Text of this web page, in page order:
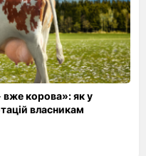
вже корова»: як у
власникам